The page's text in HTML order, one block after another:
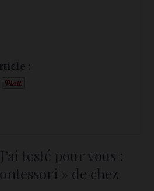
:
J’ai testé pour vous :
» de chez